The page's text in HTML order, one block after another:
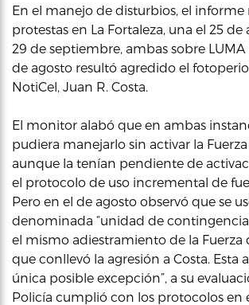
En el manejo de disturbios, el informe
protestas en La Fortaleza, una el 25 de
29 de septiembre, ambas sobre LUMA
de agosto resultó agredido el
NotiCel, Juan R. Costa.
El monitor alabó que en ambas
pudiera manejarlo sin activar la
aunque la tenían pendiente de
el protocolo de uso incremental de
Pero en el de agosto observó que se
denominada “unidad de
el mismo adiestramiento de la Fuerza
que conllevó la agresión a Costa. Esta
única posible excepción”, a su
Policía cumplió con los protocolos en